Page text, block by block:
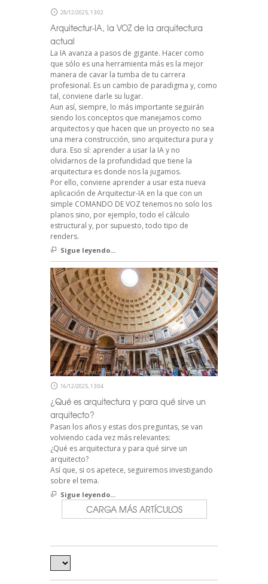
28/12/2025, 13:02
Arquitectur-IA, la VOZ de la arquitectura
actual
La IA avanza a pasos de gigante. Hacer como
que sólo es una herramienta más es la mejor
manera de cavar la tumba de tu carrera
profesional. Es un cambio de paradigma y, como
tal, conviene darle su lugar.
Aun así, siempre, lo más importante seguirán
siendo los conceptos que manejamos como
arquitectos y que hacen que un proyecto no sea
una mera construcción, sino arquitectura pura y
dura. Eso sí: aprender a usar la IA y no
olvidarnos de la profundidad que tiene la
arquitectura es donde nos la jugamos.
Por ello, conviene aprender a usar esta nueva
aplicación de Arquitectur-IA en la que con un
simple COMANDO DE VOZ tenemos no solo los
planos sino, por ejemplo, todo el cálculo
estructural y, por supuesto, todo tipo de
renders.
Sigue leyendo...
16/12/2025, 13:04
¿Qué es arquitectura y para qué sirve un
arquitecto?
Pasan los años y estas dos preguntas, se van
volviendo cada vez más relevantes:
¿Qué es arquitectura y para qué sirve un
arquitecto?
Así que, si os apetece, seguiremos investigando
sobre el tema.
Sigue leyendo...
CARGA MÁS ARTÍCULOS